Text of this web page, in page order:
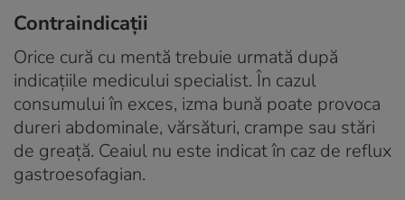
Contraindicații
Orice cură cu mentă trebuie urmată după
indicațiile medicului specialist. În cazul
consumului în exces, izma bună poate provoca
dureri abdominale, vărsături, crampe sau stări
de greață. Ceaiul nu este indicat în caz de reflux
gastroesofagian.